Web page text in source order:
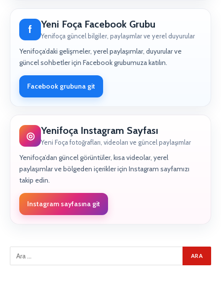
f Yeni Foça Facebook Grubu
Yenifoça güncel bilgiler, paylaşımlar ve yerel duyurular
Yenifoça’daki gelişmeler, yerel paylaşımlar, duyurular ve
güncel sohbetler için Facebook grubumuza katılın.
Facebook grubuna git
◎ Yenifoça Instagram Sayfası
Yeni Foça fotoğrafları, videoları ve güncel paylaşımlar
Yenifoça’dan güncel görüntüler, kısa videolar, yerel
paylaşımlar ve bölgeden içerikler için Instagram sayfamızı
takip edin.
Instagram sayfasına git